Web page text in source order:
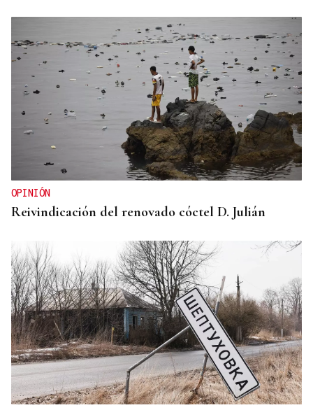
OPINIÓN
Reivindicación del renovado cóctel D. Julián